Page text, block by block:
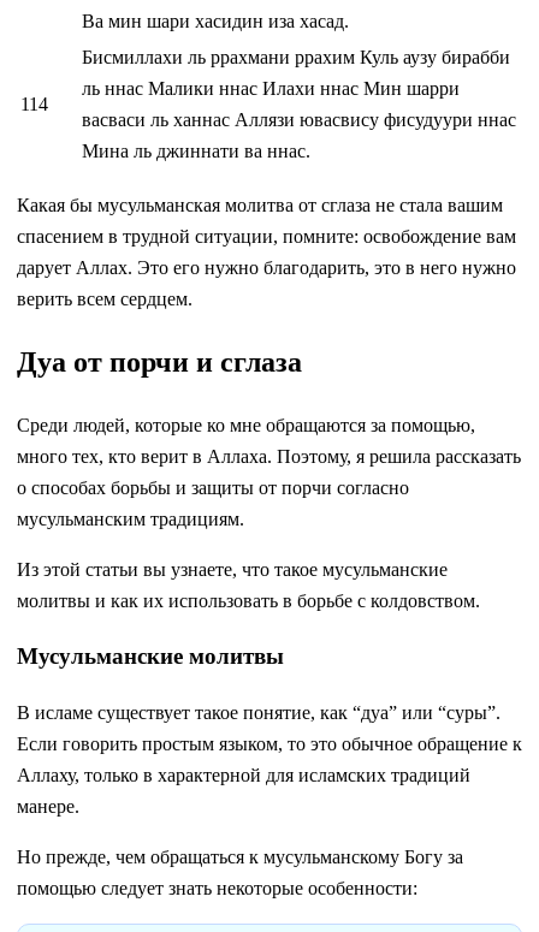
Ва мин шари хасидин иза хасад.
114
Бисмиллахи ль ррахмани ррахим Куль аузу бирабби
ль ннас Малики ннас Илахи ннас Мин шарри
васваси ль ханнас Аллязи ювасвису фисудуури ннас
Мина ль джиннати ва ннас.
Какая бы мусульманская молитва от сглаза не стала вашим
спасением в трудной ситуации, помните: освобождение вам
дарует Аллах. Это его нужно благодарить, это в него нужно
верить всем сердцем.
Дуа от порчи и сглаза
Среди людей, которые ко мне обращаются за помощью,
много тех, кто верит в Аллаха. Поэтому, я решила рассказать
о способах борьбы и защиты от порчи согласно
мусульманским традициям.
Из этой статьи вы узнаете, что такое мусульманские
молитвы и как их использовать в борьбе с колдовством.
Мусульманские молитвы
В исламе существует такое понятие, как “дуа” или “суры”.
Если говорить простым языком, то это обычное обращение к
Аллаху, только в характерной для исламских традиций
манере.
Но прежде, чем обращаться к мусульманскому Богу за
помощью следует знать некоторые особенности: